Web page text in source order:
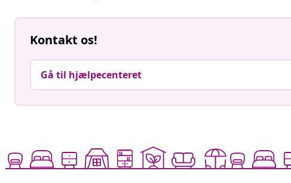
Kontakt os!
Gå til hjælpecenteret